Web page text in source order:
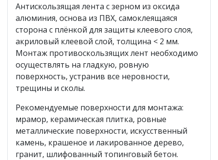
Антискользящая лента с зерном из оксида
алюминия, основа из ПВХ, самоклеящаяся
сторона с плёнкой для защиты клеевого слоя,
акриловый клеевой слой, толщина < 2 мм.
Монтаж противоскользящих лент необходимо
осуществлять на гладкую, ровную
поверхность, устранив все неровности,
трещины и сколы.
Рекомендуемые поверхности для монтажа:
мрамор, керамическая плитка, ровные
металлические поверхности, искусственный
камень, крашеное и лакированное дерево,
гранит, шлифованный топинговый бетон.